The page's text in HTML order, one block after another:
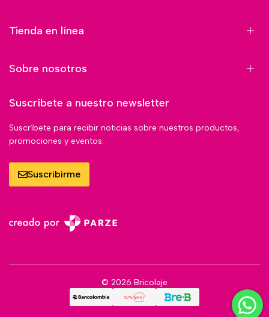
Tienda en línea
Sobre nosotros
Suscríbete a nuestro newsletter
Suscríbete para recibir noticias sobre nuestros productos,
promociones y eventos.
Suscribirme
© 2026 Bricolaje